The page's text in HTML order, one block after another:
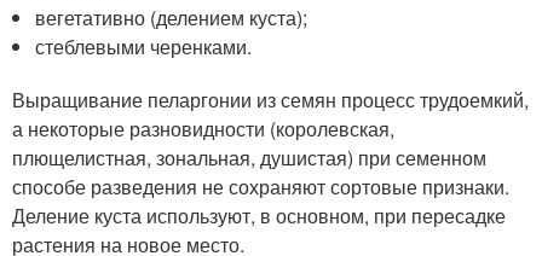
вегетативно (делением куста);
стеблевыми черенками.
Выращивание пеларгонии из семян процесс трудоемкий,
а некоторые разновидности (королевская,
плющелистная, зональная, душистая) при семенном
способе разведения не сохраняют сортовые признаки.
Деление куста используют, в основном, при пересадке
растения на новое место.